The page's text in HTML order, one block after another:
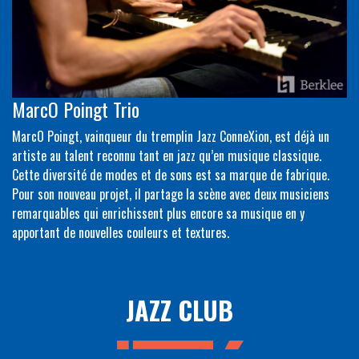
MarcO Poingt Trio
MarcO Poingt, vainqueur du tremplin Jazz ConneXion, est déjà un
artiste au talent reconnu tant en jazz qu’en musique classique.
Cette diversité de modes et de sons est sa marque de fabrique.
Pour son nouveau projet, il partage la scène avec deux musiciens
remarquables qui enrichissent plus encore sa musique en y
apportant de nouvelles couleurs et textures.
JAZZ CLUB